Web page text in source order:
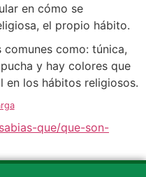
en cómo se
el propio hábito.
como: túnica,
y hay colores que
en los hábitos religiosos.
que/que-son-